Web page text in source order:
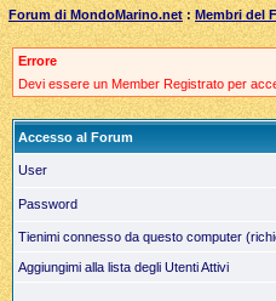
Forum di MondoMarino.net :Membri del
Errore
Devi essere un Member Registrato per
Accesso al Forum
User
Password
Tienimi connesso da questo computer
Aggiungimi alla lista degli Utenti Attivi